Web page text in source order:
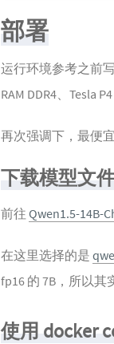
部署
运行环境参考之前
RAM DDR4、Tesla
再次强调下，最便
下载模型文
前往 Qwen1.5-14B-
在这里选择的是
fp16 的 7B，所以其
使用 docker